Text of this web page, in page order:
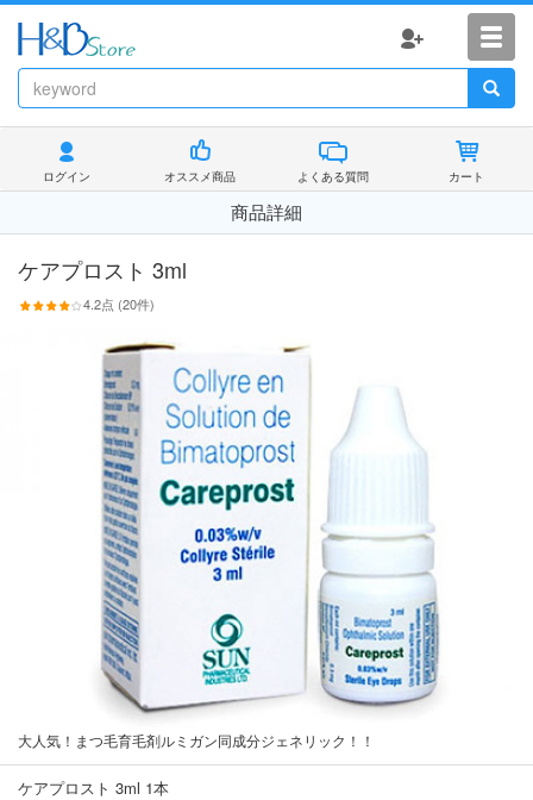
ログイン オススメ商品 よくある質問 カート
商品詳細
ケアプロスト 3ml
4.2点 (20件)
大人気！まつ毛育毛剤ルミガン同成分ジェネリック！！
ケアプロスト 3ml 1本